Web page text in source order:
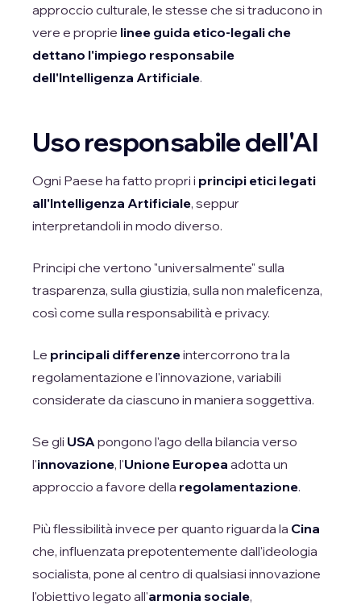
approccio culturale, le stesse che si traducono in
vere e proprie linee guida etico-legali che
dettano l'impiego responsabile
dell'Intelligenza Artificiale.
Uso responsabile dell'AI
Ogni Paese ha fatto propri i principi etici legati
all'Intelligenza Artificiale, seppur
interpretandoli in modo diverso.
Principi che vertono "universalmente" sulla
trasparenza, sulla giustizia, sulla non maleficenza,
così come sulla responsabilità e privacy.
Le principali differenzeintercorrono tra la
regolamentazione e l'innovazione, variabili
considerate da ciascuno in maniera soggettiva.
Se gli USApongono l'ago della bilancia verso
l'innovazione, l'Unione Europea adotta un
approccio a favore della regolamentazione.
Più flessibilità invece per quanto riguarda la Cina
che, influenzata prepotentemente dall'ideologia
socialista, pone al centro di qualsiasi innovazione
l'obiettivo legato all'armonia sociale,